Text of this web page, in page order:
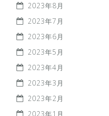
2023年8月
2023年7月
2023年6月
2023年5月
2023年4月
2023年3月
2023年2月
2023年1月